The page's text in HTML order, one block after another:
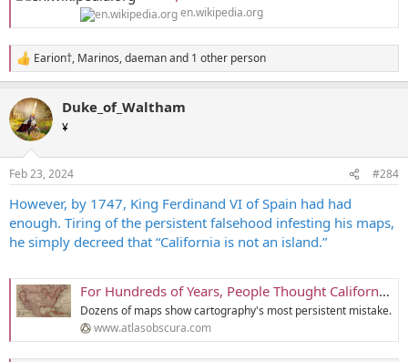
en.wikipedia.org
R
e
c
t
i
s
Earion†, Marinos,daemanand 1 other person
Duke_of_Waltham
¥
Feb 23, 2024 #284
However, by 1747, King Ferdinand VI of Spain had had
enough. Tiring of the persistent falsehood infesting his maps,
he simply decreed that “California is not an island.”
For Hundreds of Years, People Thought California Was an Island
Dozens of maps show cartography's most persistent mistake.
www.atlasobscura.com